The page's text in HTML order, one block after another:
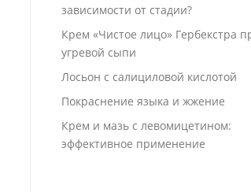
зависимости от стадии?
Крем «Чистое лицо» Гербекстра
угревой сыпи
Лосьон с салициловой кислотой
Покраснение языка и жжение
Крем и мазь с левомицетином:
эффективное применение